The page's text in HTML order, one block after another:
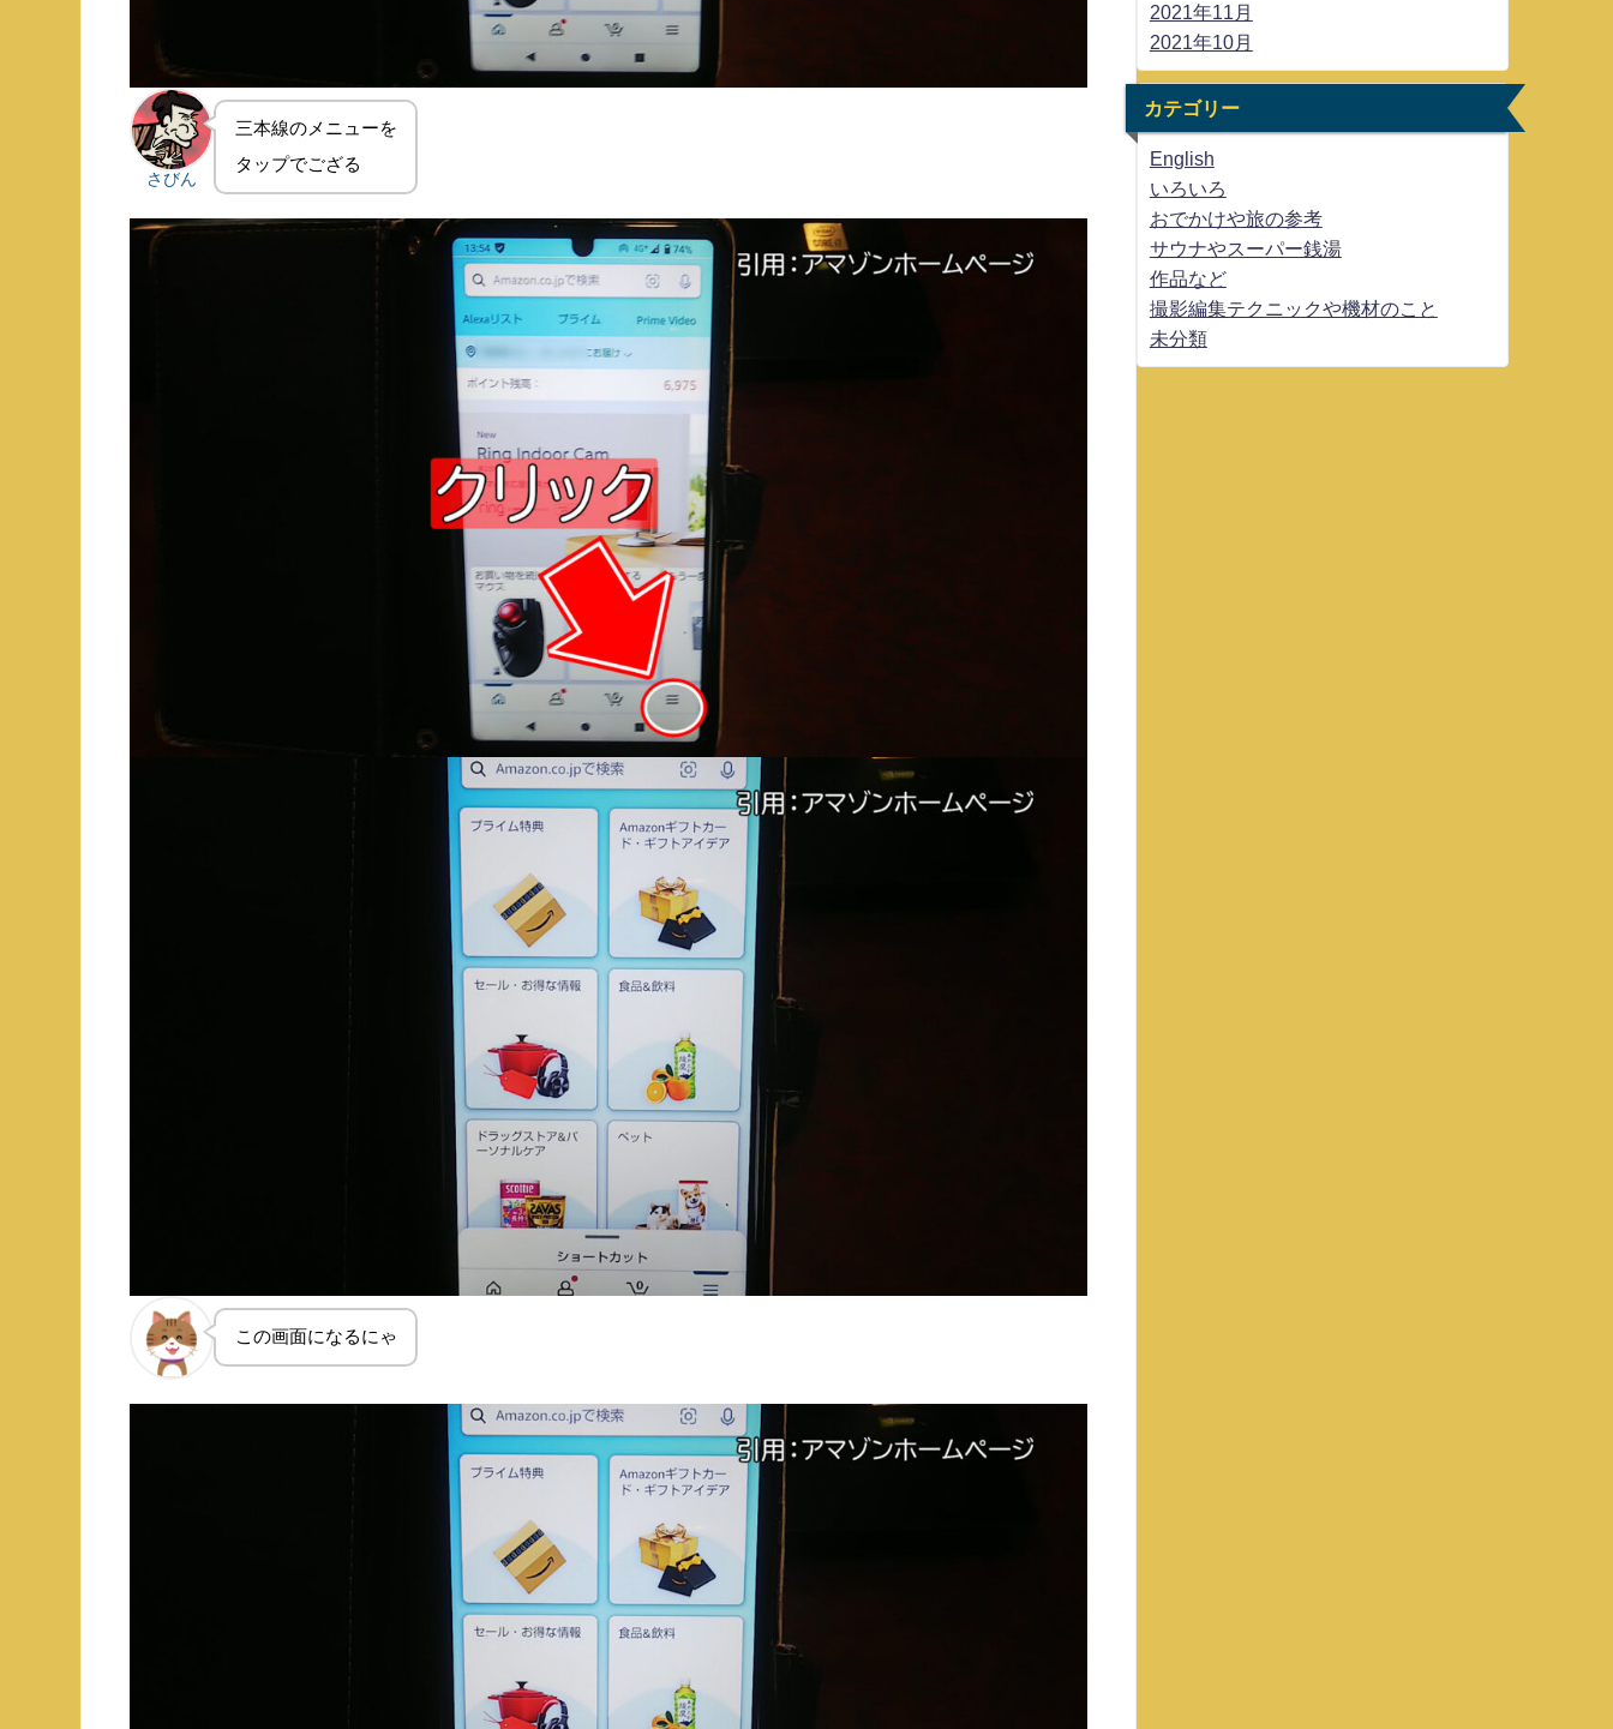
さびん
三本線のメニューを
タップでござる
この画面になるにゃ
2021年11月
2021年10月
カテゴリー
English
いろいろ
おでかけや旅の参考
サウナやスーパー銭湯
作品など
撮影編集テクニックや機材のこと
未分類